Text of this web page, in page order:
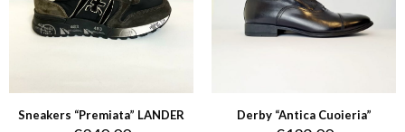
Sneakers “Premiata” LANDER Derby “Antica Cuoieria”